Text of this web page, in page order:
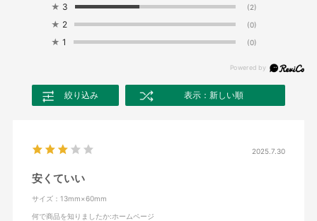
★ 3 (2)
★ 2 (0)
★ 1 (0)
絞り込み 表示：新しい順
2025.7.30
安くていい
サイズ：13mm×60mm
何で商品を知りましたか:ホームページ